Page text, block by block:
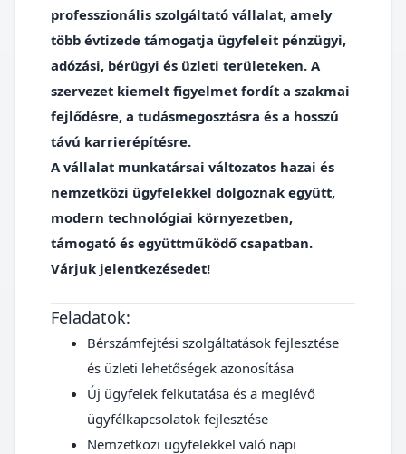
professzionális szolgáltató vállalat, amely
több évtizede támogatja ügyfeleit pénzügyi,
adózási, bérügyi és üzleti területeken. A
szervezet kiemelt figyelmet fordít a szakmai
fejlődésre, a tudásmegosztásra és a hosszú
távú karrierépítésre.
A vállalat munkatársai változatos hazai és
nemzetközi ügyfelekkel dolgoznak együtt,
modern technológiai környezetben,
támogató és együttműködő csapatban.
Várjuk jelentkezésedet!
Feladatok:
Bérszámfejtési szolgáltatások fejlesztése
és üzleti lehetőségek azonosítása
Új ügyfelek felkutatása és a meglévő
ügyfélkapcsolatok fejlesztése
Nemzetközi ügyfelekkel való napi